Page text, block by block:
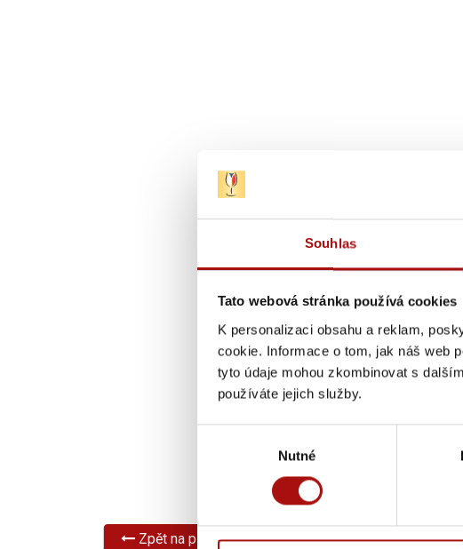
Souhlas
Tato webová stránka používá cookies
K personalizaci obsahu a reklam,
cookie. Informace o tom, jak náš web
tyto údaje mohou zkombinovat s
používáte jejich služby.
Nutné
Zpět na přehled všech akcí